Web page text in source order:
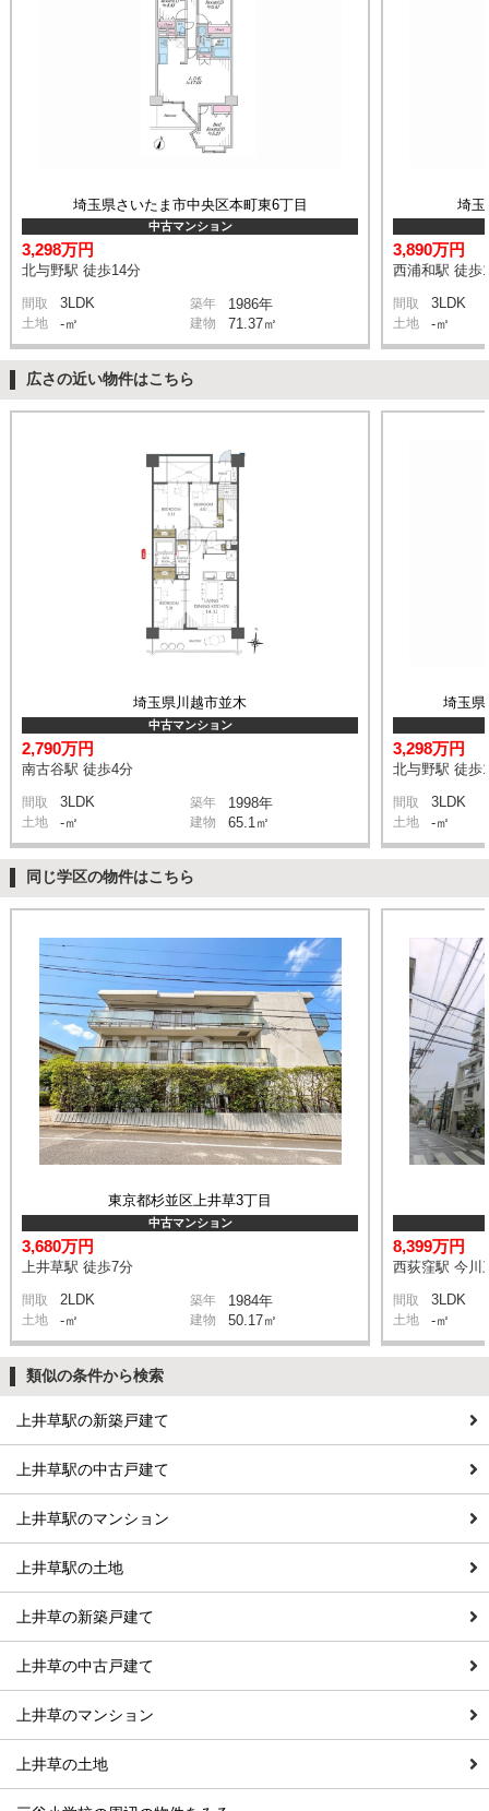
埼玉県さいたま市中央区本町東6丁目
中古マンション
3,298万円
北与野駅 徒歩14分
間取 3LDK 築年 1986年
土地 -㎡ 建物 71.37㎡
埼玉
3,890万円
西浦和駅 徒歩
間取 3LDK
土地 -㎡
広さの近い物件はこちら
埼玉県川越市並木
中古マンション
2,790万円
南古谷駅 徒歩4分
間取 3LDK 築年 1998年
土地 -㎡ 建物 65.1㎡
埼玉県
3,298万円
北与野駅 徒歩
間取 3LDK
土地 -㎡
同じ学区の物件はこちら
東京都杉並区上井草3丁目
中古マンション
3,680万円
上井草駅 徒歩7分
間取 2LDK 築年 1984年
土地 -㎡ 建物 50.17㎡
8,399万円
西荻窪駅 今川
間取 3LDK
土地 -㎡
類似の条件から検索
上井草駅の新築戸建て
上井草駅の中古戸建て
上井草駅のマンション
上井草駅の土地
上井草の新築戸建て
上井草の中古戸建て
上井草のマンション
上井草の土地